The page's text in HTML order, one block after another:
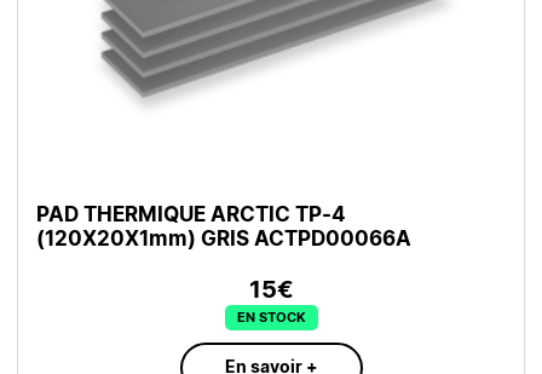
PAD THERMIQUE ARCTIC TP-4
(120X20X1mm) GRIS ACTPD00066A
15€
EN STOCK
En savoir +